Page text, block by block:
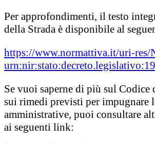
Per approfondimenti, il testo
della Strada è disponibile al
https://www.normattiva.it/uri-res/
Se vuoi saperne di più sul Codice
sui rimedi previsti per impugnare
amministrative, puoi consultare
ai seguenti link: